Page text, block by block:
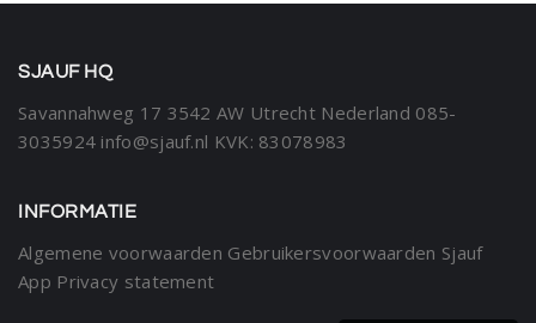
SJAUF HQ
Savannahweg 17 3542 AW Utrecht Nederland 085-
3035924 info@sjauf.nl KVK: 83078983
INFORMATIE
Algemene voorwaarden Gebruikersvoorwaarden Sjauf
App Privacy statement